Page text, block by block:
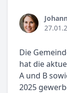
Die
hat die
A und B
2025